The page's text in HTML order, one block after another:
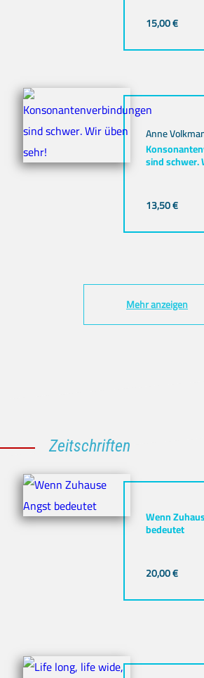
15,00€
Anne
sind schwer.
13,50€
Mehr anzeigen
Zeitschriften
Wenn
bedeutet
20,00€